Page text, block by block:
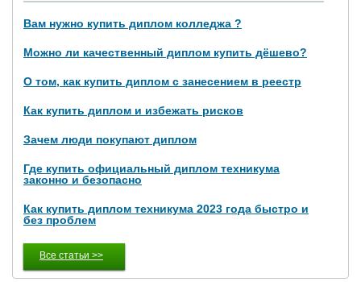
Вам нужно купить диплом колледжа ?
Можно ли качественный диплом купить дёшево?
О том, как купить диплом с занесением в реестр
Как купить диплом и избежать рисков
Зачем люди покупают диплом
Где купить официальный диплом техникума
законно и безопасно
Как купить диплом техникума 2023 года быстро и
без проблем
Все статьи >>